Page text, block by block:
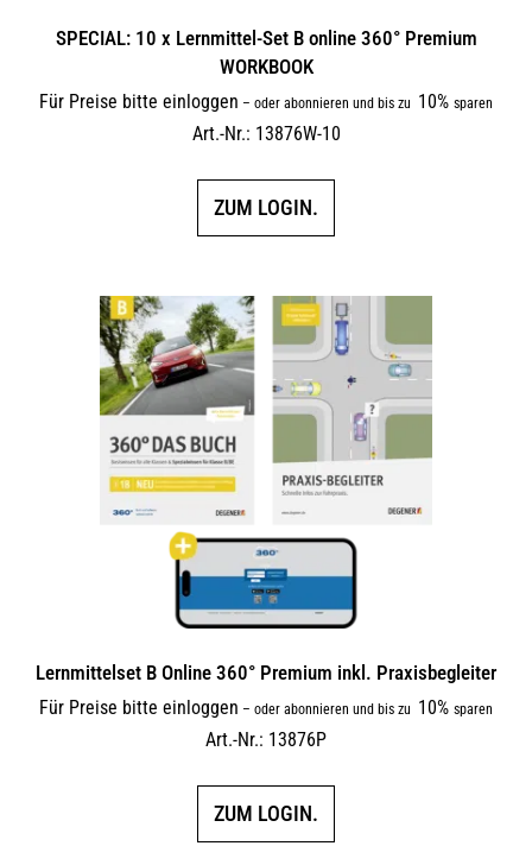
SPECIAL: 10 x Lernmittel-Set B online 360° Premium
WORKBOOK
Für Preise bitte einloggen – oder abonnieren und bis zu 10% sparen
Art.-Nr.: 13876W-10
ZUM LOGIN.
Lernmittelset B Online 360° Premium inkl. Praxisbegleiter
Für Preise bitte einloggen – oder abonnieren und bis zu 10% sparen
Art.-Nr.: 13876P
ZUM LOGIN.